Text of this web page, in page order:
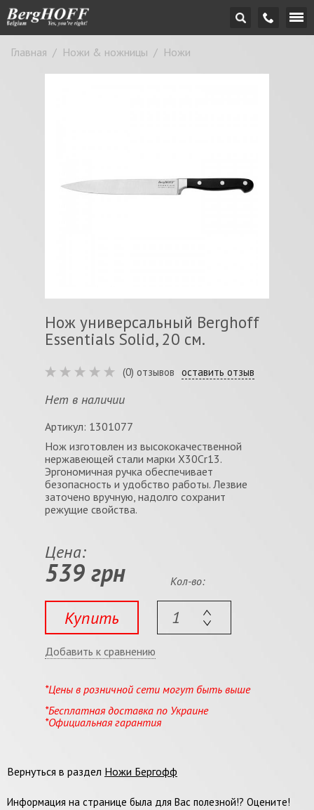
Главная / Ножи & ножницы / Ножи
Нож универсальный Berghoff
Essentials Solid, 20 см.
(0) отзывов оставить отзыв
Нет в наличии
Артикул: 1301077
Нож изготовлен из высококачественной
нержавеющей стали марки X30Cr13.
Эргономичная ручка обеспечивает
безопасность и удобство работы. Лезвие
заточено вручную, надолго сохранит
режущие свойства.
Цена:
539 грн
Купить
Кол-во:
Добавить к сравнению
*Цены в розничной сети могут быть выше
*Бесплатная доставка по Украине
*Официальная гарантия
Вернуться в раздел Ножи Бергофф
Информация на странице была для Вас полезной!? Оцените!